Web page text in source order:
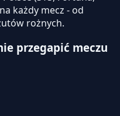
każdy mecz - od
rożnych.
przegapić meczu